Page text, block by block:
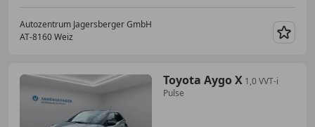
Autozentrum Jagersberger GmbH
AT-8160 Weiz
Toyota Aygo X 1,0 VVT-i
Pulse